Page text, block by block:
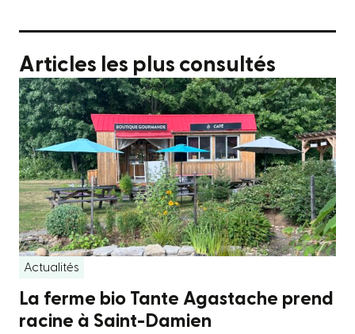
Articles les plus consultés
Actualités
La ferme bio Tante Agastache prend
racine à Saint-Damien